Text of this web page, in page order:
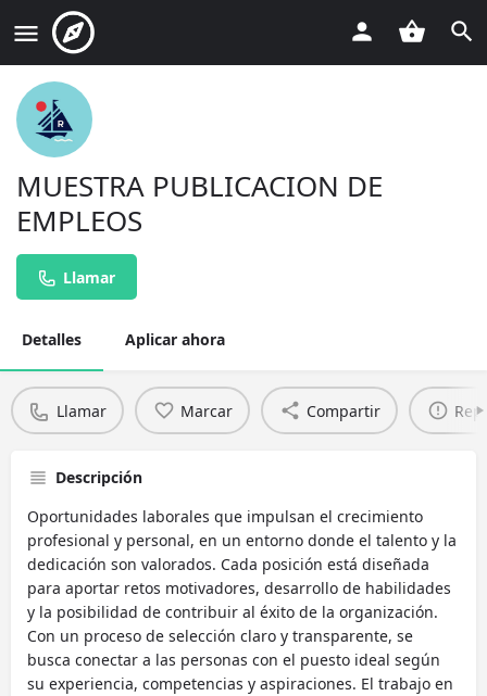
MUESTRA PUBLICACION DE
EMPLEOS
Llamar
Detalles Aplicar ahora
Llamar Marcar Compartir
Descripción
Oportunidades laborales que impulsan el crecimiento
profesional y personal, en un entorno donde el talento y la
dedicación son valorados. Cada posición está diseñada
para aportar retos motivadores, desarrollo de habilidades
y la posibilidad de contribuir al éxito de la organización.
Con un proceso de selección claro y transparente, se
busca conectar a las personas con el puesto ideal según
su experiencia, competencias y aspiraciones. El trabajo en